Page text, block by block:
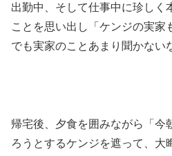
出勤中、そして仕事中に珍しく
ことを思い出し「ケンジの実
でも実家のことあまり聞かない
帰宅後、夕食を囲みながら「今
ろうとするケンジを遮って、大